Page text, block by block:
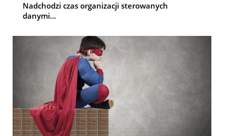
Nadchodzi czas organizacji sterowanych
danymi...